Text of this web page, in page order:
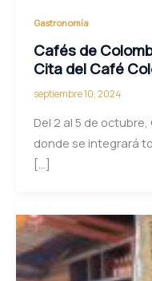
Gastronomía
Cafés de
Cita del Café
septiembre 10, 2024
Del 2 al 5 de
donde se integrará
[…]